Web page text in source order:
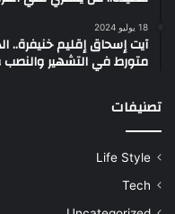
18 يوليو 2024
آيت إسحاق إقليم خنيفرة..
متورط في التشهير والنصب
تصنيفات
Life Style
Tech